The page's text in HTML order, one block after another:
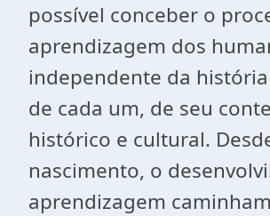
possível conceber o
aprendizagem dos
independente da
de cada um, de seu
histórico e cultural.
nascimento, o
aprendizagem